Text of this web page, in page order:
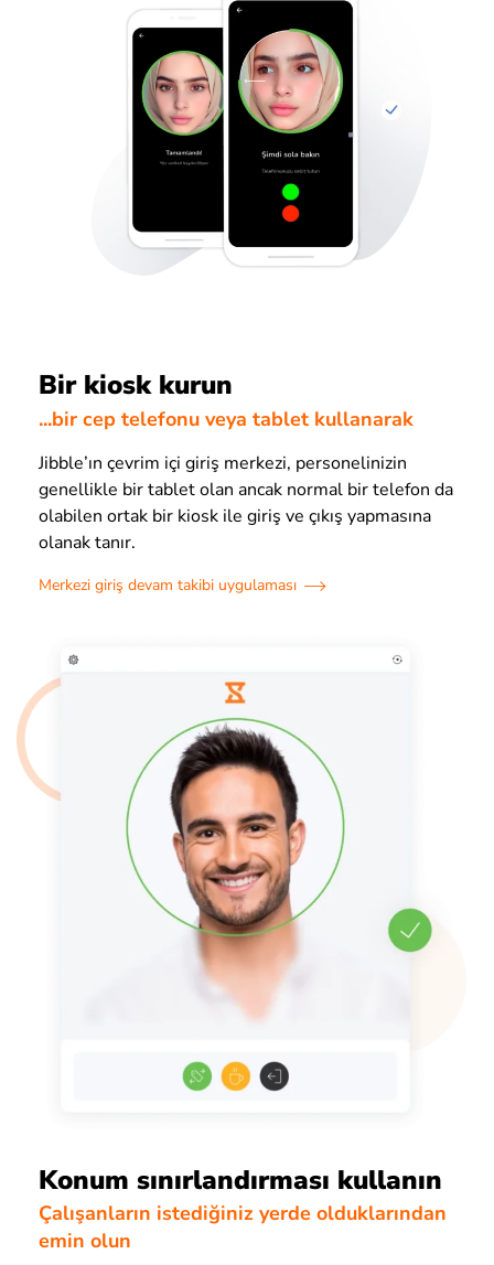
Bir kiosk kurun
...bir cep telefonu veya tablet kullanarak
Jibble’ın çevrim içi giriş merkezi, personelinizin
genellikle bir tablet olan ancak normal bir telefon da
olabilen ortak bir kiosk ile giriş ve çıkış yapmasına
olanak tanır.
Merkezi giriş devam takibi uygulaması
Konum sınırlandırması kullanın
Çalışanların istediğiniz yerde olduklarından
emin olun